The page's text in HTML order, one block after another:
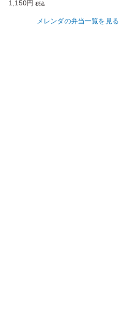
1,150円 税込
メレンダの弁当一覧を見る